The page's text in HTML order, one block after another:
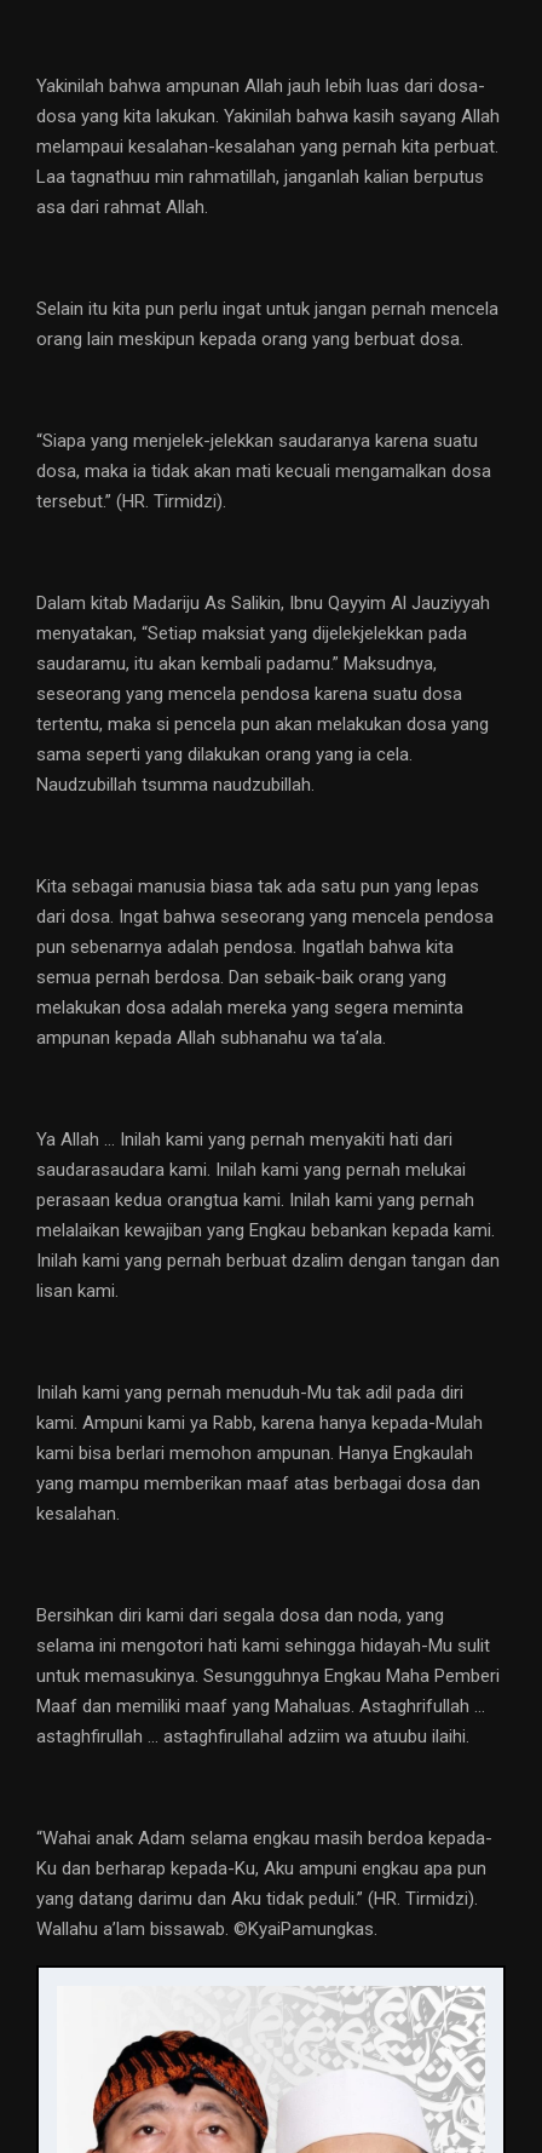
Yakinilah bahwa ampunan Allah jauh lebih luas dari dosa-
dosa yang kita lakukan. Yakinilah bahwa kasih sayang Allah
melampaui kesalahan-kesalahan yang pernah kita perbuat.
Laa tagnathuu min rahmatillah, janganlah kalian berputus
asa dari rahmat Allah.
Selain itu kita pun perlu ingat untuk jangan pernah mencela
orang lain meskipun kepada orang yang berbuat dosa.
“Siapa yang menjelek-jelekkan saudaranya karena suatu
dosa, maka ia tidak akan mati kecuali mengamalkan dosa
tersebut.” (HR. Tirmidzi).
Dalam kitab Madariju As Salikin, Ibnu Qayyim Al Jauziyyah
menyatakan, “Setiap maksiat yang dijelekjelekkan pada
saudaramu, itu akan kembali padamu.” Maksudnya,
seseorang yang mencela pendosa karena suatu dosa
tertentu, maka si pencela pun akan melakukan dosa yang
sama seperti yang dilakukan orang yang ia cela.
Naudzubillah tsumma naudzubillah.
Kita sebagai manusia biasa tak ada satu pun yang lepas
dari dosa. Ingat bahwa seseorang yang mencela pendosa
pun sebenarnya adalah pendosa. Ingatlah bahwa kita
semua pernah berdosa. Dan sebaik-baik orang yang
melakukan dosa adalah mereka yang segera meminta
ampunan kepada Allah subhanahu wa ta’ala.
Ya Allah … Inilah kami yang pernah menyakiti hati dari
saudarasaudara kami. Inilah kami yang pernah melukai
perasaan kedua orangtua kami. Inilah kami yang pernah
melalaikan kewajiban yang Engkau bebankan kepada kami.
Inilah kami yang pernah berbuat dzalim dengan tangan dan
lisan kami.
Inilah kami yang pernah menuduh-Mu tak adil pada diri
kami. Ampuni kami ya Rabb, karena hanya kepada-Mulah
kami bisa berlari memohon ampunan. Hanya Engkaulah
yang mampu memberikan maaf atas berbagai dosa dan
kesalahan.
Bersihkan diri kami dari segala dosa dan noda, yang
selama ini mengotori hati kami sehingga hidayah-Mu sulit
untuk memasukinya. Sesungguhnya Engkau Maha Pemberi
Maaf dan memiliki maaf yang Mahaluas. Astaghrifullah …
astaghfirullah … astaghfirullahal adziim wa atuubu ilaihi.
“Wahai anak Adam selama engkau masih berdoa kepada-
Ku dan berharap kepada-Ku, Aku ampuni engkau apa pun
yang datang darimu dan Aku tidak peduli.” (HR. Tirmidzi).
Wallahu a’lam bissawab. ©️KyaiPamungkas.